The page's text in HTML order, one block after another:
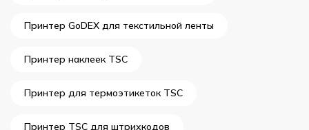
Принтер GoDEX для текстильной ленты
Принтер наклеек TSC
Принтер для термоэтикеток TSC
Принтер TSC для штрихкодов